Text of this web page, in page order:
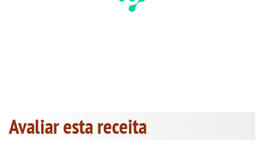
Avaliar esta receita